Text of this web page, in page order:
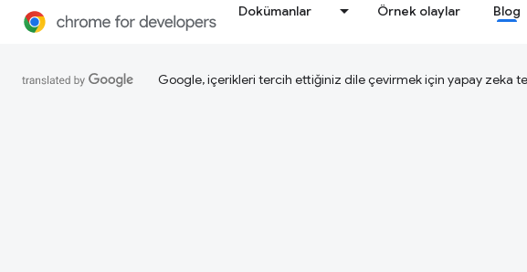
Dokümanlar Örnek olaylar Blog
Google, içerikleri tercih ettiğiniz dile çevirmek için yapay zeka